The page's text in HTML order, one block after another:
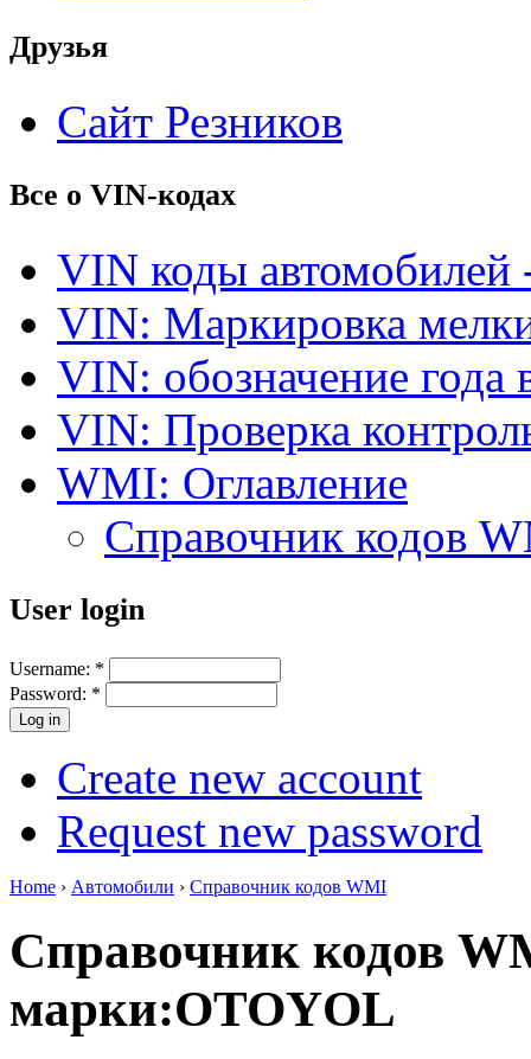
Друзья
Сайт Резников
Все о VIN-кодах
VIN коды автомобилей
VIN: Маркировка
VIN: обозначение года
VIN: Проверка
WMI: Оглавление
Справочник кодов
User login
Username: *
Password: *
Create new account
Request new password
Home › Автомобили › Справочник кодов WMI
Справочник кодов
марки:OTOYOL